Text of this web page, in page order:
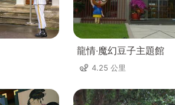
龍情‧魔幻豆子主題館
4.25 公里